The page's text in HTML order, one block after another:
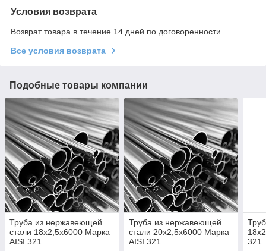
Условия возврата
Возврат товара в течение 14 дней по договоренности
Все условия возврата
Подобные товары компании
Труба из нержавеющей
стали 18х2,5х6000 Марка
AISI 321
Труба из нержавеющей
стали 20х2,5х6000 Марка
AISI 321
321